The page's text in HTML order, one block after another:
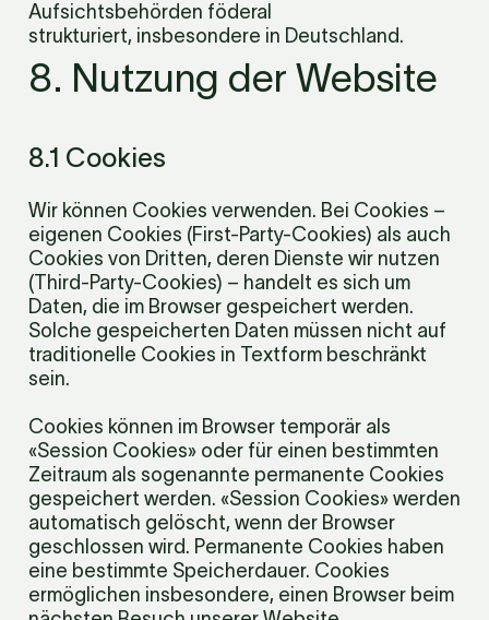
Aufsichtsbehörden föderal
strukturiert, insbesondere in Deutschland.
8. Nutzung der Website
8.1 Cookies
Wir können Cookies verwenden. Bei Cookies –
eigenen Cookies (First-Party-Cookies) als auch
Cookies von Dritten, deren Dienste wir nutzen
(Third-Party-Cookies) – handelt es sich um
Daten, die im Browser gespeichert werden.
Solche gespeicherten Daten müssen nicht auf
traditionelle Cookies in Textform beschränkt
sein.
Cookies können im Browser temporär als
«Session Cookies» oder für einen bestimmten
Zeitraum als sogenannte permanente Cookies
gespeichert werden. «Session Cookies» werden
automatisch gelöscht, wenn der Browser
geschlossen wird. Permanente Cookies haben
eine bestimmte Speicherdauer. Cookies
ermöglichen insbesondere, einen Browser beim